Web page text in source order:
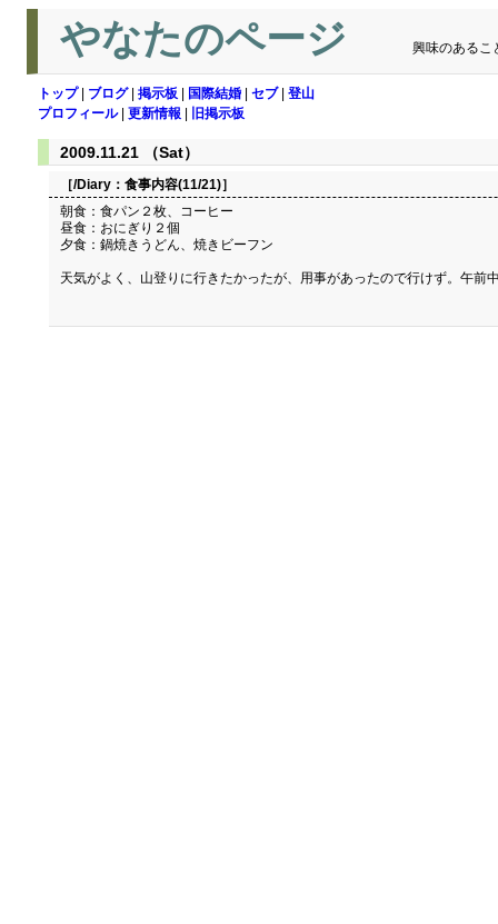
やなたのページ 興味のあるこ
トップ| ブログ| 掲示板 国際結婚 セブ| 登山
プロフィール| 更新情報 旧掲示板
2009.11.21 （Sat）
［/Diary： 食事内容(11/21)］
朝食：食パン２枚、コーヒー
昼食：おにぎり２個
夕食：鍋焼きうどん、焼きビーフン
天気がよく、山登りに行きたかったが、用事があったので行けず。午前